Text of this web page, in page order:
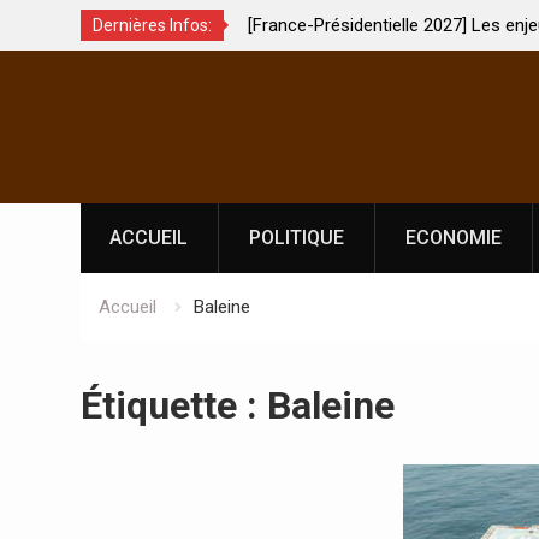
Dernières Infos:
[France-Présidentielle 2027] Les enjeux de
souveraineté démocratique sévèrement touchés ?
ACCUEIL POLITIQUE ECONOMIE
Accueil Baleine
Étiquette : Baleine